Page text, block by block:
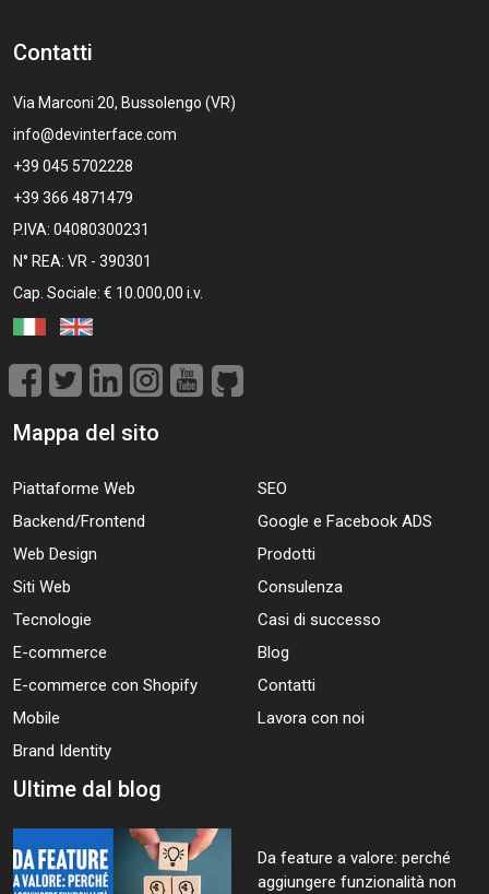
Contatti
Via Marconi 20, Bussolengo (VR)
info@devinterface.com
+39 045 5702228
+39 366 4871479
P.IVA: 04080300231
N° REA: VR - 390301
Cap. Sociale: € 10.000,00 i.v.
Mappa del sito
Piattaforme Web
Backend/Frontend
Web Design
Siti Web
Tecnologie
E-commerce
E-commerce con Shopify
Mobile
Brand Identity
SEO
Google e Facebook ADS
Prodotti
Consulenza
Casi di successo
Blog
Contatti
Lavora con noi
Ultime dal blog
Da feature a valore: perché
aggiungere funzionalità non